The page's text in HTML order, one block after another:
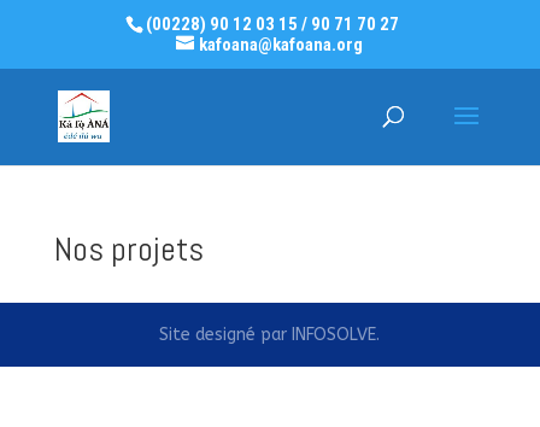
(00228) 90 12 03 15 / 90 71 70 27
kafoana@kafoana.org
Nos projets
Site designé par INFOSOLVE.